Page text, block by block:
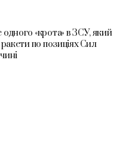
«крота» в ЗСУ, який
по позиціях Сил